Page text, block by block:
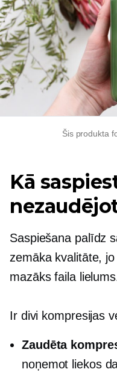
Šis produkta
Kā
Saspiešana palīdz
zemāka kvalitāte,
mazāks faila
Ir divi kompresijas
Zaudēta
noņemot liekos